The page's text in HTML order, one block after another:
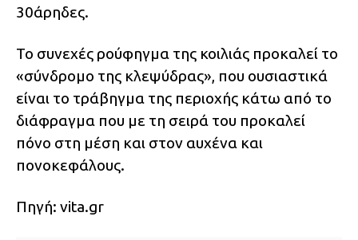
30άρηδες.
Το συνεχές ρούφηγμα της κοιλιάς προκαλεί το
«σύνδρομο της κλεψύδρας», που ουσιαστικά
είναι το τράβηγμα της περιοχής κάτω από το
διάφραγμα που με τη σειρά του προκαλεί
πόνο στη μέση και στον αυχένα και
πονοκεφάλους.
Πηγή: vita.gr